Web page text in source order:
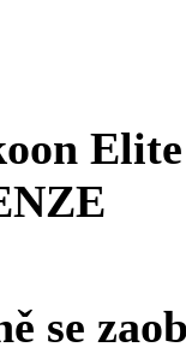
se